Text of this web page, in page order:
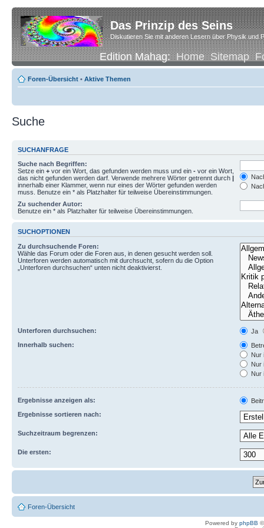
Das Prinzip des Seins
Diskutieren Sie mit anderen Lesern über Physik und
Edition Mahag:Home Sitemap
Foren-Übersicht • Aktive Themen
Suche
SUCHANFRAGE
Suche nach Begriffen:
Setze ein + vor ein Wort, das gefunden werden muss und ein - vor ein Wort,
das nicht gefunden werden darf. Verwende mehrere Wörter getrennt durch |
innerhalb einer Klammer, wenn nur eines der Wörter gefunden werden
muss. Benutze ein * als Platzhalter für teilweise Übereinstimmungen.
Zu suchender Autor:
Benutze ein * als Platzhalter für teilweise Übereinstimmungen.
SUCHOPTIONEN
Zu durchsuchende Foren:
Wähle das Forum oder die Foren aus, in denen gesucht werden soll.
Unterforen werden automatisch mit durchsucht, sofern du die Option
„Unterforen durchsuchen“ unten nicht deaktivierst.
Unterforen durchsuchen:
Ja
Innerhalb suchen:
Nur
Nur
Nur
Ergebnisse anzeigen als:
Ergebnisse sortieren nach:
Suchzeitraum begrenzen:
Die ersten:
Foren-Übersicht
Powered by phpBB